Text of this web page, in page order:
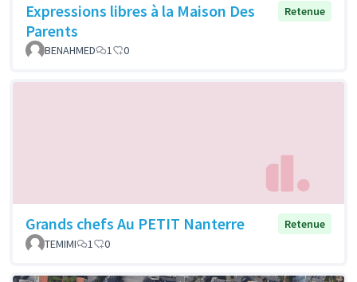
Expressions libres à la Maison Des
Parents
Retenue
BENAHMED 1 0
Grands chefs Au PETIT Nanterre
Retenue
TEMIMI
1 0